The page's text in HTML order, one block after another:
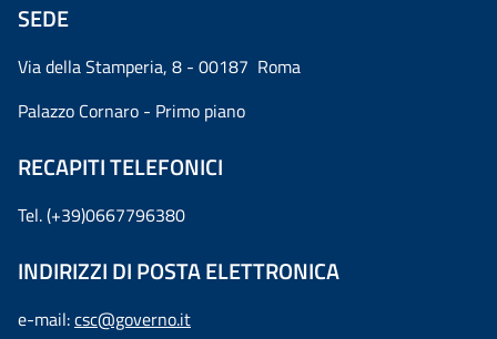
SEDE
Via della Stamperia, 8 - 00187 Roma
Palazzo Cornaro - Primo piano
RECAPITI TELEFONICI
Tel. (+39)0667796380
INDIRIZZI DI POSTA ELETTRONICA
e-mail:csc@governo.it